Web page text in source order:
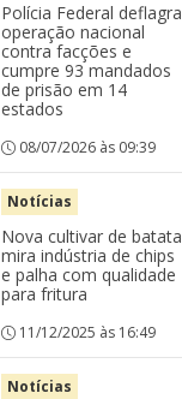
Polícia Federal deflagra
operação nacional
contra facções e
cumpre 93 mandados
de prisão em 14
estados
08/07/2026 às 09:39
Notícias
Nova cultivar de batata
mira indústria de chips
e palha com qualidade
para fritura
11/12/2025 às 16:49
Notícias